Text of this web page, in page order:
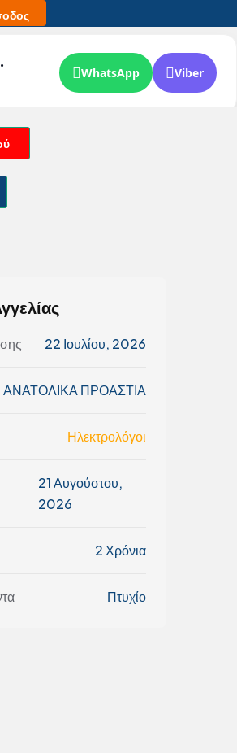
WhatsApp Viber
22 Ιουλίου, 2026
ΑΝΑΤΟΛΙΚΑ ΠΡΟΑΣΤΙΑ
Ηλεκτρολόγοι
21 Αυγούστου,
2026
2 Χρόνια
Πτυχίο